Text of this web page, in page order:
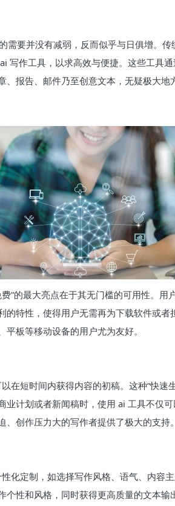
需要并没有减弱，反而似乎与日俱增。
写作工具，以求高效与便捷。这些工具
报告、邮件乃至创意文本，无疑极大地
”的最大亮点在于其无门槛的可用性。
的特性，使得用户无需再为下载软件或
板等移动设备的用户尤为友好。
在短时间内获得内容的初稿。这种“快速
业计划或者新闻稿时，使用 ai 工具不仅
创作压力大的写作者提供了极大的支持。
化定制，如选择写作风格、语气、内容
性和风格，同时获得更高质量的文本输